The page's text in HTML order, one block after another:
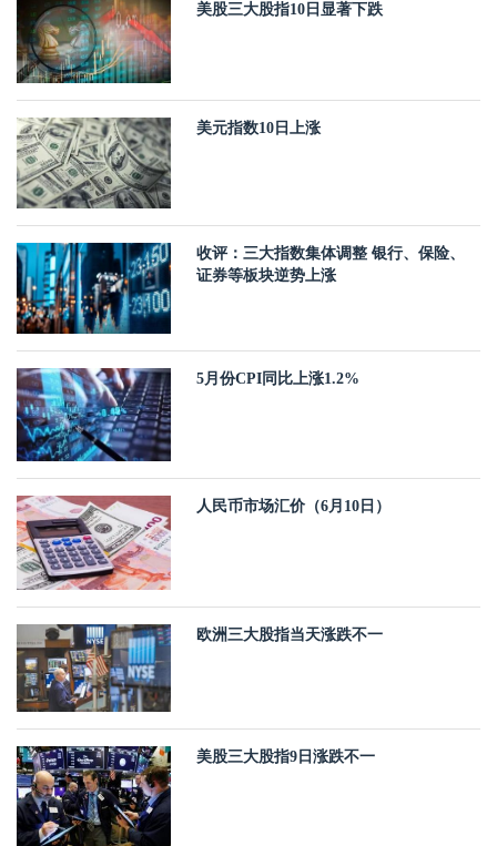
美股三大股指10日显著下跌
美元指数10日上涨
收评：三大指数集体调整 银行、保险、
证券等板块逆势上涨
5月份CPI同比上涨1.2%
人民币市场汇价（6月10日）
欧洲三大股指当天涨跌不一
美股三大股指9日涨跌不一